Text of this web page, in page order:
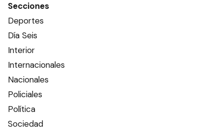
Secciones
Deportes
Día Seis
Interior
Internacionales
Nacionales
Policiales
Política
Sociedad